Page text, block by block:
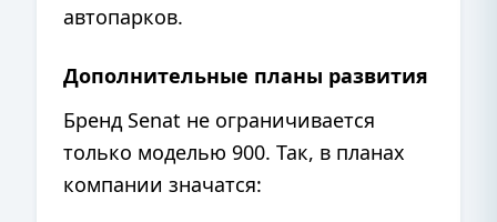
автопарков.
Дополнительные планы развития
Бренд Senat не ограничивается
только моделью 900. Так, в планах
компании значатся: